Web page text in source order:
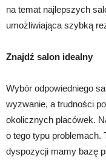
na temat najlepszych
umożliwiająca szybką
Znajdź salon idealny
Wybór odpowiedniego
wyzwanie, a trudności
okolicznych placówek.
o tego typu problemach.
dyspozycji mamy bazę